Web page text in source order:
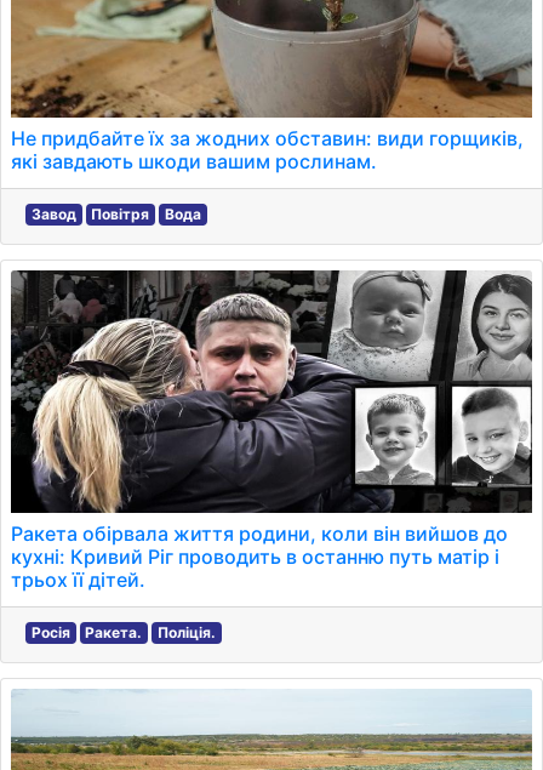
Не придбайте їх за жодних обставин: види горщиків,
які завдають шкоди вашим рослинам.
Завод Повітря Вода
Ракета обірвала життя родини, коли він вийшов до
кухні: Кривий Ріг проводить в останню путь матір і
трьох її дітей.
Росія Ракета. Поліція.